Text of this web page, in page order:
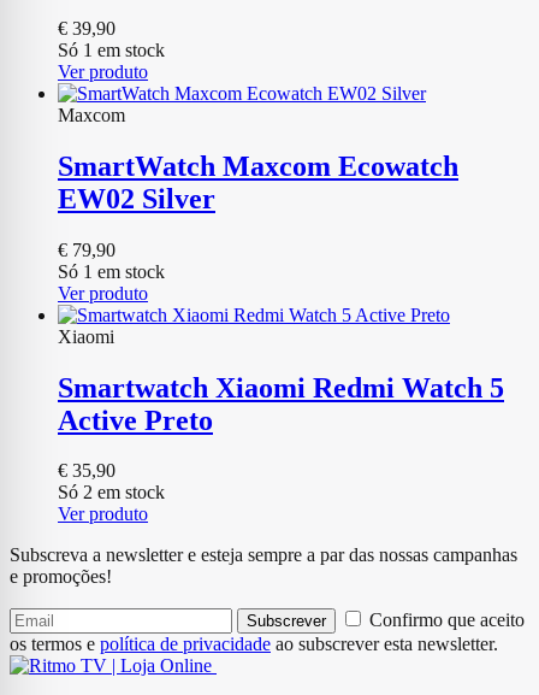
€ 39,90
Só 1 em stock
Ver produto
Maxcom
SmartWatch Maxcom Ecowatch
EW02 Silver
€ 79,90
Só 1 em stock
Ver produto
Xiaomi
Smartwatch Xiaomi Redmi Watch 5
Active Preto
€ 35,90
Só 2 em stock
Ver produto
Subscreva a newsletter e esteja sempre a par das nossas campanhas
e promoções!
Subscrever
Confirmo que aceito
os termos e política de privacidade ao subscrever esta newsletter.